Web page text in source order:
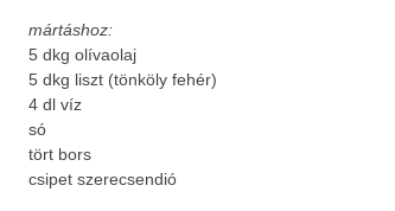
mártáshoz:
5 dkg olívaolaj
5 dkg liszt (tönköly fehér)
4 dl víz
só
tört bors
csipet szerecsendió